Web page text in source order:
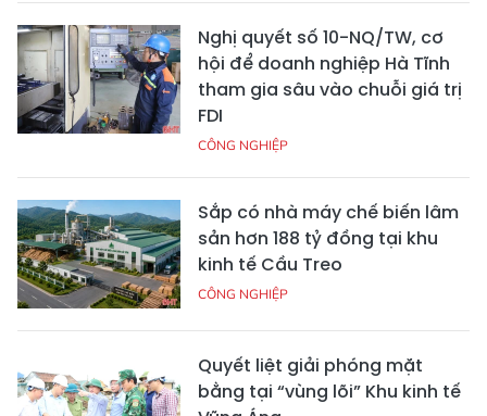
Nghị quyết số 10-NQ/TW, cơ
hội để doanh nghiệp Hà Tĩnh
tham gia sâu vào chuỗi giá trị
FDI
CÔNG NGHIỆP
Sắp có nhà máy chế biến lâm
sản hơn 188 tỷ đồng tại khu
kinh tế Cầu Treo
CÔNG NGHIỆP
Quyết liệt giải phóng mặt
bằng tại “vùng lõi” Khu kinh tế